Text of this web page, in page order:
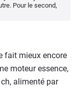
Pour le second,
fait mieux encore
moteur essence,
alimenté par